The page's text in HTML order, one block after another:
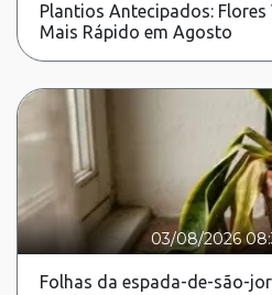
Plantios Antecipados: Flores
Mais Rápido em Agosto
03/08/2026
Folhas da espada-de-são-